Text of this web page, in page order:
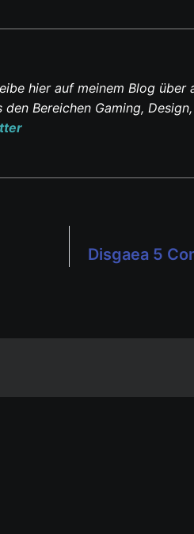
hier auf meinem Blog
Bereichen Gaming,
Disgaea 5